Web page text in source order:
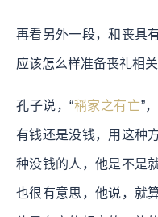
再看另外一段，和丧具
应该怎么样准备丧礼相
孔子说，“稱家之有亡”
有钱还是没钱，用这种
种没钱的人，他是不是
也很有意思，他说，就